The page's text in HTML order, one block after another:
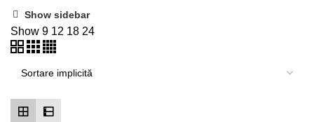
Show sidebar
Show 9 12 18 24